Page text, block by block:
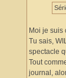
Moi je suis
Tu sais,
spectacle
Tout
journal,